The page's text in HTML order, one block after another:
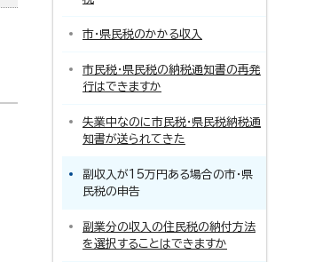
市・県民税のかかる収入
市民税・県民税の納税通知書の再発
行はできますか
失業中なのに市民税・県民税納税通
知書が送られてきた
副収入が15万円ある場合の市・県
民税の申告
副業分の収入の住民税の納付方法
を選択することはできますか